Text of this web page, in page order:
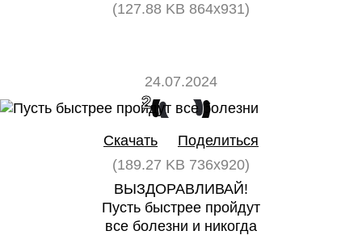
(127.88 KB 864x931)
24.07.2024
2 0
Скачать
Поделиться
(189.27 KB 736x920)
ВЫЗДОРАВЛИВАЙ!
Пусть быстрее пройдут
все болезни и никогда